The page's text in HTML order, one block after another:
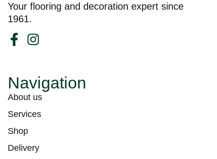
Your flooring and decoration expert since
1961.
Navigation
About us
Services
Shop
Delivery